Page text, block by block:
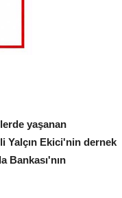
yaşanan
Yalçın Ekici'nin dernek
Bankası'nın